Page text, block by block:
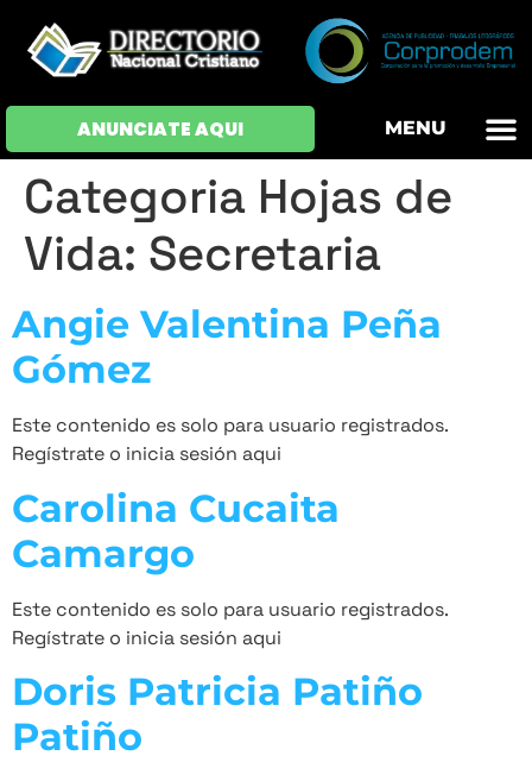
ANUNCIATE AQUI MENU
Categoria Hojas de
Vida: Secretaria
Angie Valentina Peña
Gómez
Este contenido es solo para usuario registrados.
Regístrate o inicia sesión aqui
Carolina Cucaita
Camargo
Este contenido es solo para usuario registrados.
Regístrate o inicia sesión aqui
Doris Patricia Patiño
Patiño